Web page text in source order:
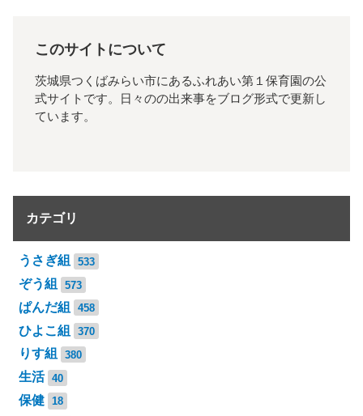
このサイトについて
茨城県つくばみらい市にあるふれあい第１保育園の公
式サイトです。日々のの出来事をブログ形式で更新し
ています。
カテゴリ
うさぎ組 533
ぞう組 573
ぱんだ組 458
ひよこ組 370
りす組 380
生活 40
保健 18